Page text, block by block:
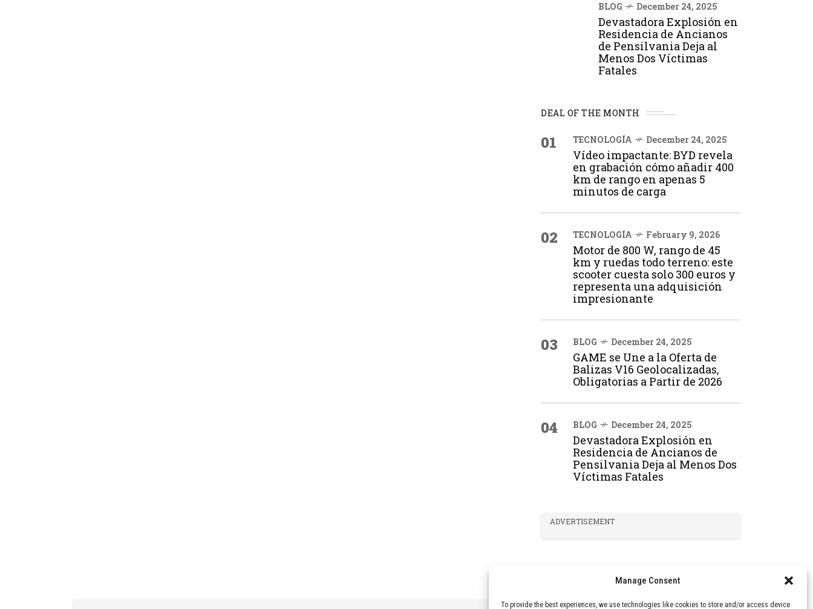
Manage Consent
To provide the best experiences, we use technologies like cookies to store and/or access device
BLOG December 24, 2025
Devastadora Explosión en
Residencia de Ancianos
de Pensilvania Deja al
Menos Dos Víctimas
Fatales
DEAL OF THE MONTH
01 TECNOLOGÍA December 24, 2025
Vídeo impactante: BYD revela
en grabación cómo añadir 400
km de rango en apenas 5
minutos de carga
02 TECNOLOGÍA February 9, 2026
Motor de 800 W, rango de 45
km y ruedas todo terreno: este
scooter cuesta solo 300 euros y
representa una adquisición
impresionante
03 BLOG December 24, 2025
GAME se Une a la Oferta de
Balizas V16 Geolocalizadas,
Obligatorias a Partir de 2026
04 BLOG December 24, 2025
Devastadora Explosión en
Residencia de Ancianos de
Pensilvania Deja al Menos Dos
Víctimas Fatales
ADVERTISEMENT